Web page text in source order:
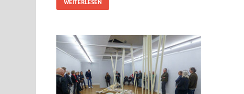
WEITERLESEN